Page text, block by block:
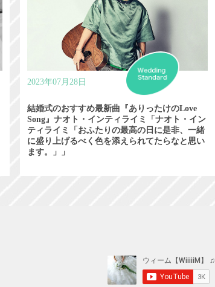
2023年07月28日
結婚式のおすすめ最新曲『ありったけのLove
Song』ナオト・インティライミ「ナオト・イン
ティライミ「おふたりの最高の日に是非、一緒
に盛り上げるべく色を添えられてたらなと思い
ます。」」